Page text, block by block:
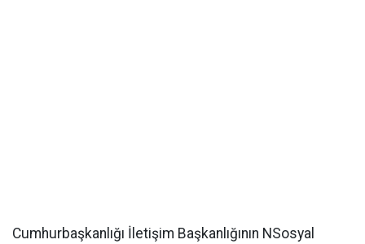
Cumhurbaşkanlığı İletişim Başkanlığının NSosyal